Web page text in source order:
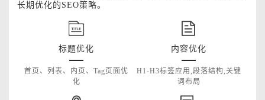
长期优化的SEO策略。
标题优化
首页、列表、内页、Tag页面优
化
内容优化
H1-H3标签应用,段落结构,关键
词布局